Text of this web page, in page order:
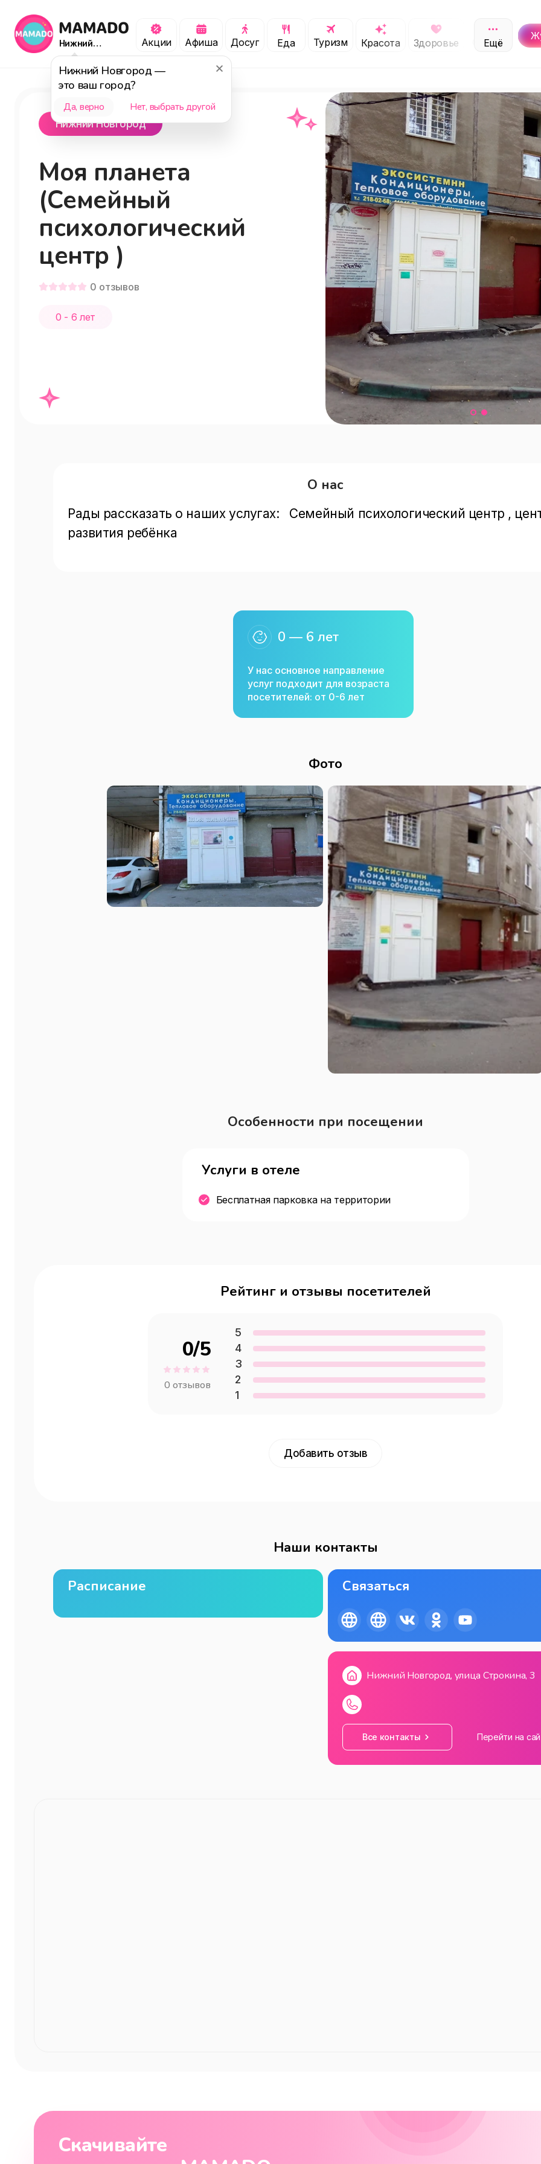
Нижний
Новгород
Нижний Новгород —
это ваш город?
Да, верно Нет, выбрать другой
Акции Афиша Досуг Еда Туризм Красота Здоровье Обучение
Ещё
Нижний Новгород
Моя планета
(Семейный
психологический
центр )
0 отзывов
0 - 6 лет
О нас
Рады рассказать о наших услугах:   Семейный психологический центр ,
развития ребёнка
0 — 6 лет
У нас основное направление
услуг подходит для возраста
посетителей: от 0-6 лет
Фото
Особенности при посещении
Услуги в отеле
Бесплатная парковка на территории
Рейтинг и отзывы посетителей
0/5
0 отзывов
5
4
3
2
1
Добавить отзыв
Наши контакты
Расписание Связаться
Нижний Новгород, улица Строкина, 3
Все контакты Перейти на
Скачивайте